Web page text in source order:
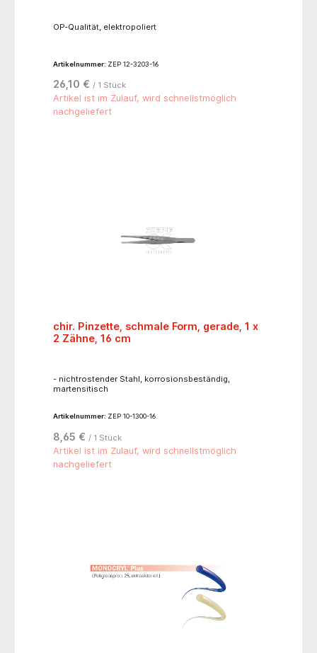
OP-Qualität, elektropoliert
Artikelnummer: ZEP 12-3203-16
26,10 € / 1 Stück
Artikel ist im Zulauf, wird schnellstmöglich
nachgeliefert
chir. Pinzette, schmale Form, gerade, 1 x
2 Zähne, 16 cm
- nichtrostender Stahl, korrosionsbeständig,
martensitisch
Artikelnummer: ZEP 10-1300-16
8,65 € / 1 Stück
Artikel ist im Zulauf, wird schnellstmöglich
nachgeliefert